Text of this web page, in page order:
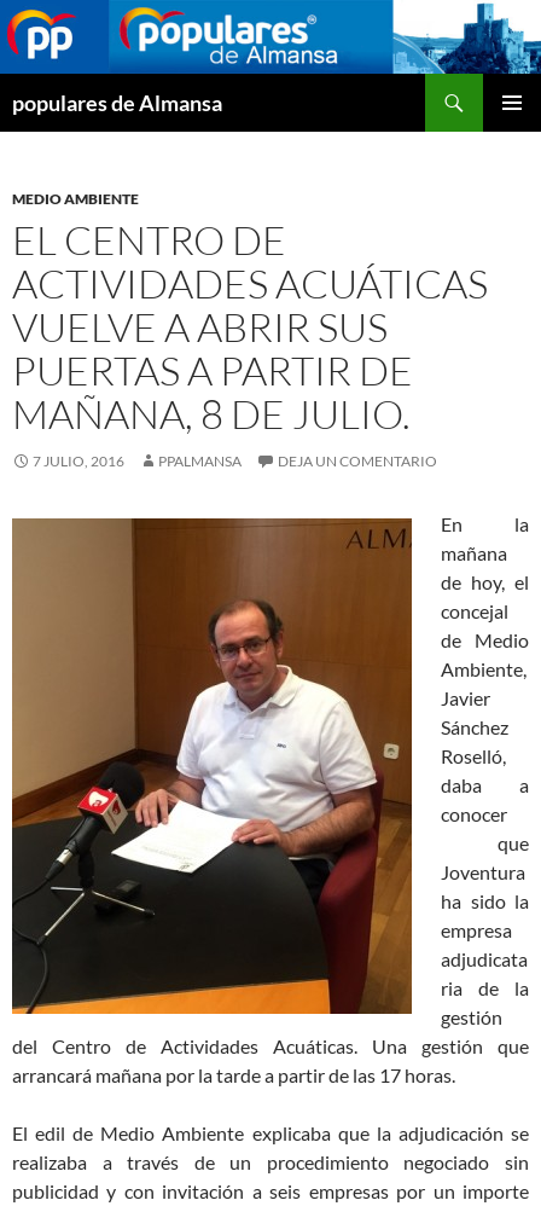
populares de Almansa
MEDIO AMBIENTE
EL CENTRO DE
ACTIVIDADES ACUÁTICAS
VUELVE A ABRIR SUS
PUERTAS A PARTIR DE
MAÑANA, 8 DE JULIO.
7 JULIO, 2016 PPALMANSA DEJA UN COMENTARIO
En la
mañana
de hoy, el
concejal
de Medio
Ambiente,
Javier
Sánchez
Roselló,
daba a
conocer
que
Joventura
ha sido la
empresa
adjudicata
ria de la
gestión
del Centro de Actividades Acuáticas. Una gestión que
arrancará mañana por la tarde a partir de las 17 horas.
El edil de Medio Ambiente explicaba que la adjudicación se
realizaba a través de un procedimiento negociado sin
publicidad y con invitación a seis empresas por un importe